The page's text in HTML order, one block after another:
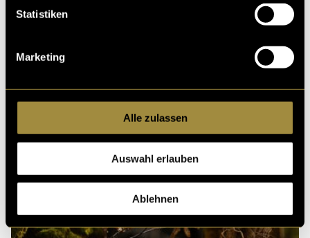
Statistiken
Marketing
Alle zulassen
Auswahl erlauben
Ablehnen